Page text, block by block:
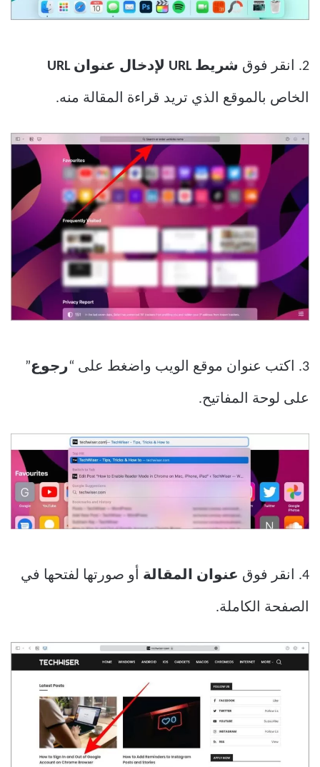
2. انقر فوق شريط URL لإدخال عنوان URL
الخاص بالموقع الذي تريد قراءة المقالة منه.
3. اكتب عنوان موقع الويب واضغط على “ رجوع”
على لوحة المفاتيح.
4. انقر فوق عنوان المقالة أو صورتها لفتحها في
الصفحة الكاملة.